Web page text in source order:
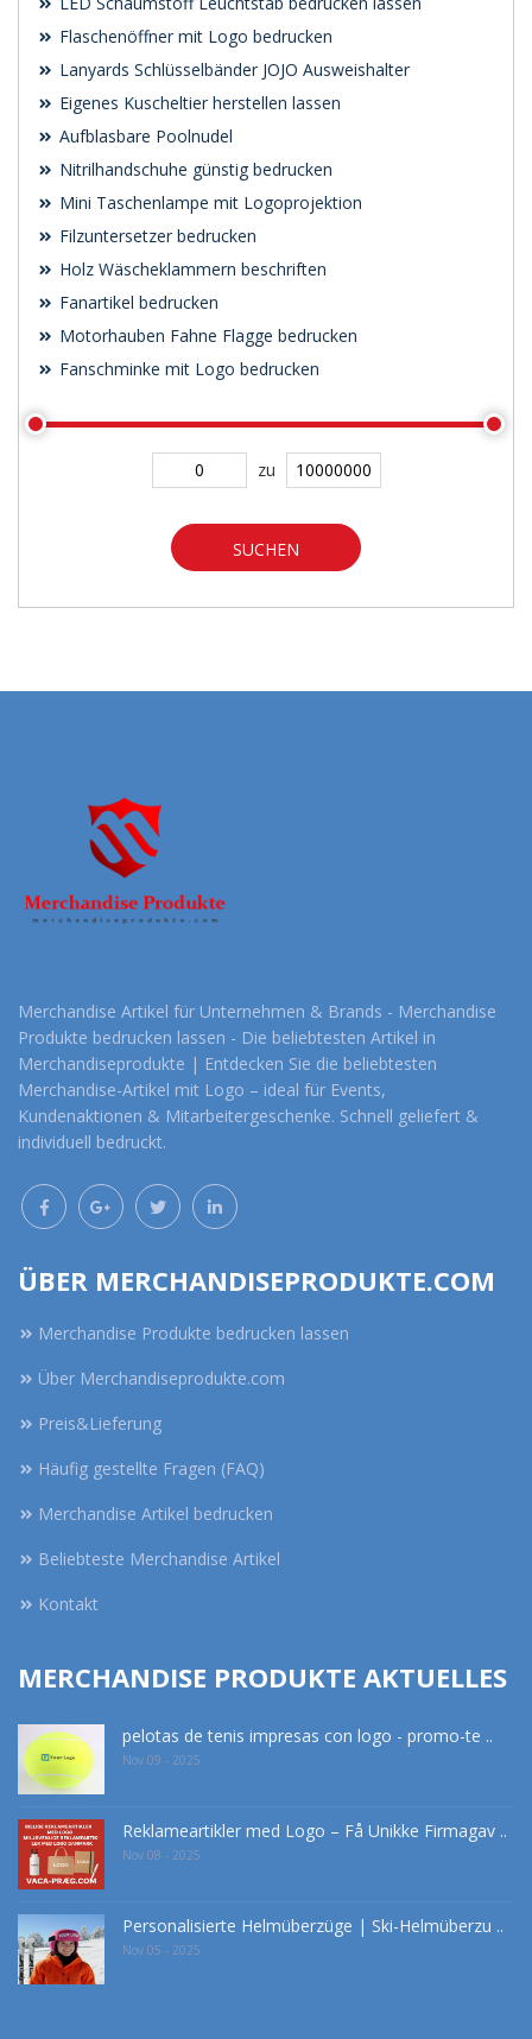
Flaschenöffner mit Logo bedrucken
Lanyards Schlüsselbänder JOJO Ausweishalter
Eigenes Kuscheltier herstellen lassen
Aufblasbare Poolnudel
Nitrilhandschuhe günstig bedrucken
Mini Taschenlampe mit Logoprojektion
Filzuntersetzer bedrucken
Holz Wäscheklammern beschriften
Fanartikel bedrucken
Motorhauben Fahne Flagge bedrucken
Fanschminke mit Logo bedrucken
zu
SUCHEN
Merchandise Artikel für Unternehmen & Brands - Merchandise
Produkte bedrucken lassen - Die beliebtesten Artikel in
Merchandiseprodukte | Entdecken Sie die beliebtesten
Merchandise-Artikel mit Logo – ideal für Events,
Kundenaktionen & Mitarbeitergeschenke. Schnell geliefert &
individuell bedruckt.
ÜBER MERCHANDISEPRODUKTE.COM
Merchandise Produkte bedrucken lassen
Über Merchandiseprodukte.com
Preis&Lieferung
Häufig gestellte Fragen (FAQ)
Merchandise Artikel bedrucken
Beliebteste Merchandise Artikel
Kontakt
MERCHANDISE PRODUKTE AKTUELLES
pelotas de tenis impresas con logo - promo-te ..
Nov 09 - 2025
Reklameartikler med Logo – Få Unikke Firmagav ..
Nov 08 - 2025
Personalisierte Helmüberzüge | Ski-Helmüberzu ..
Nov 05 - 2025